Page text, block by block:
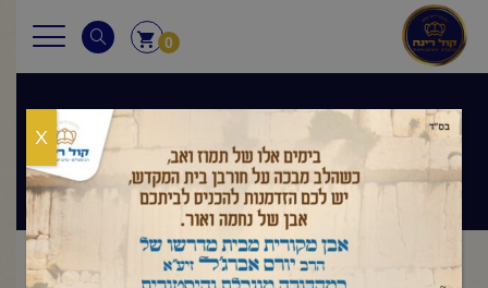
0
שיעורי הרב
שיעורי הרב/החיזוק היומי/הרב יורם אברג'ל-החיזוק
היומי-מי לא שמח בפסח
X